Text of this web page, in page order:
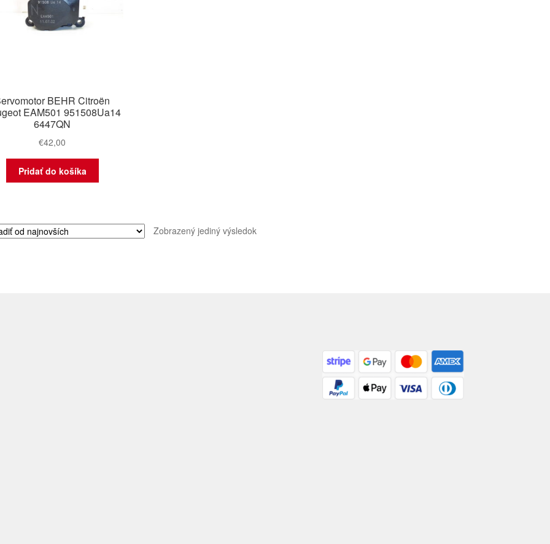
BEHR Citroën
EAM501 951508Ua14
6447QN
€42,00
Pridať do košíka
Zobrazený jediný výsledok